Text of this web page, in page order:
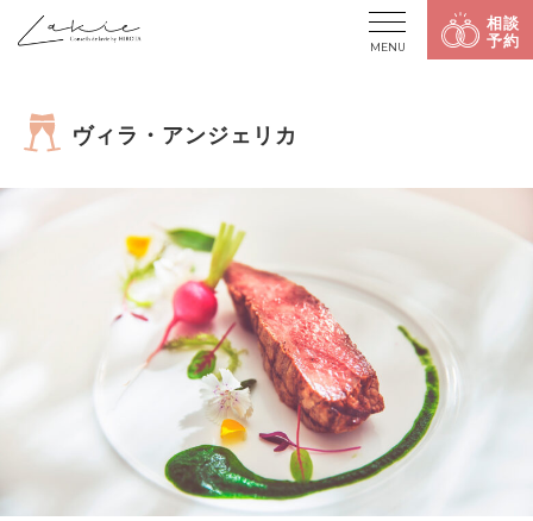
相談
予約
MENU
ヴィラ・アンジェリカ